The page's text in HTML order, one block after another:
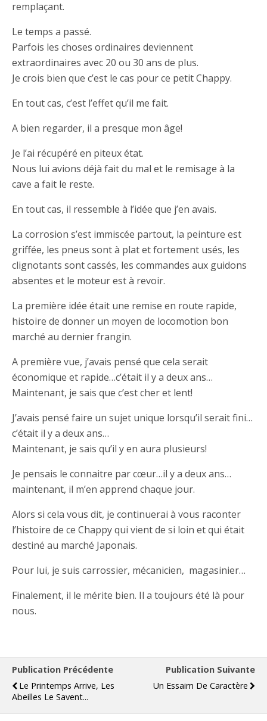
remplaçant.
Le temps a passé.
Parfois les choses ordinaires deviennent
extraordinaires avec 20 ou 30 ans de plus.
Je crois bien que c’est le cas pour ce petit Chappy.
En tout cas, c’est l’effet qu’il me fait.
A bien regarder, il a presque mon âge!
Je l’ai récupéré en piteux état.
Nous lui avions déjà fait du mal et le remisage à la
cave a fait le reste.
En tout cas, il ressemble à l’idée que j’en avais.
La corrosion s’est immiscée partout, la peinture est
griffée, les pneus sont à plat et fortement usés, les
clignotants sont cassés, les commandes aux guidons
absentes et le moteur est à revoir.
La première idée était une remise en route rapide,
histoire de donner un moyen de locomotion bon
marché au dernier frangin.
A première vue, j’avais pensé que cela serait
économique et rapide…c’était il y a deux ans…
Maintenant, je sais que c’est cher et lent!
J’avais pensé faire un sujet unique lorsqu’il serait fini…
c’était il y a deux ans…
Maintenant, je sais qu’il y en aura plusieurs!
Je pensais le connaitre par cœur…il y a deux ans…
maintenant, il m’en apprend chaque jour.
Alors si cela vous dit, je continuerai à vous raconter
l’histoire de ce Chappy qui vient de si loin et qui était
destiné au marché Japonais.
Pour lui, je suis carrossier, mécanicien, magasinier…
Finalement, il le mérite bien. Il a toujours été là pour
nous.
Publication Précédente
Le Printemps Arrive, Les
Abeilles Le Savent...
Publication Suivante
Un Essaim De Caractère